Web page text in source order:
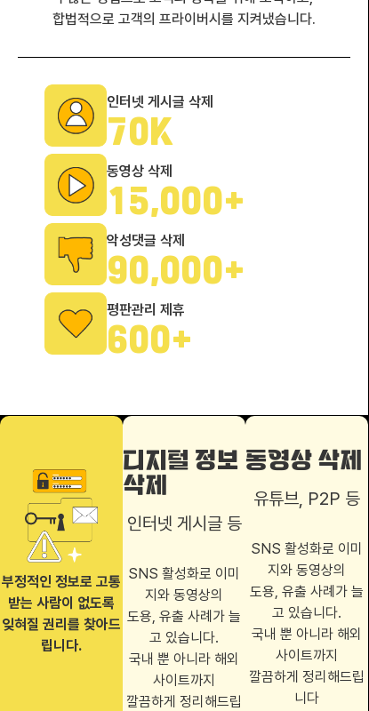
합법적으로 고객의 프라이버시를 지켜냈습니다.
인터넷 게시글 삭제
70K
동영상 삭제
15,000+
악성댓글 삭제
90,000+
평판관리 제휴
600+
부정적인 정보로 고통
받는 사람이 없도록
잊혀질 권리를 찾아드
립니다.
디지털 정보
삭제
인터넷 게시글 등
SNS 활성화로 이미
지와 동영상의
도용, 유출 사례가 늘
고 있습니다.
국내 뿐 아니라 해외
사이트까지
깔끔하게 정리해드립
동영상 삭제
유튜브, P2P 등
SNS 활성화로 이미
지와 동영상의
도용, 유출 사례가 늘
고 있습니다.
국내 뿐 아니라 해외
사이트까지
깔끔하게 정리해드립
니다